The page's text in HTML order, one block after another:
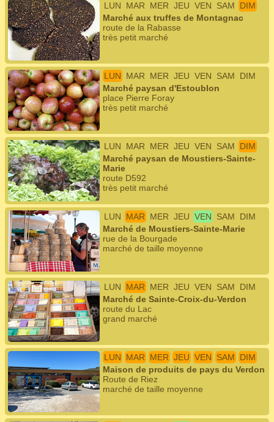
LUN MAR MER JEU VEN SAM
DIM
Marché aux truffes de Montagnac
route de la Rabasse
très petit marché
LUN MAR MER JEU VEN SAM
DIM
Marché paysan d'Estoublon
place Pierre Foray
très petit marché
LUN MAR MER JEU VEN SAM
DIM
Marché paysan de Moustiers-Sainte-
Marie
route D592
très petit marché
LUN MAR MER JEU VEN SAM
DIM
Marché de Moustiers-Sainte-Marie
rue de la Bourgade
marché de taille moyenne
LUN MAR MER JEU VEN SAM
DIM
Marché de Sainte-Croix-du-Verdon
route du Lac
grand marché
LUN MAR MER JEU VEN SAM
DIM
Maison de produits de pays du Verdon
Route de Riez
marché de taille moyenne